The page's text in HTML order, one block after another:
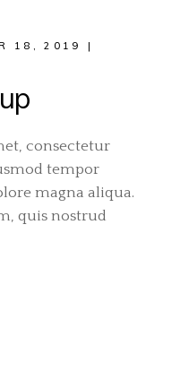
18, 2019
consectetur
tempor
magna aliqua.
quis nostrud